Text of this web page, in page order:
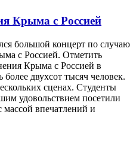
Крыма с Россией
большой концерт по случаю
с Россией. Отметить
Крыма с Россией в
двухсот тысяч человек.
сценах. Студенты
удовольствием посетили
массой впечатлений и